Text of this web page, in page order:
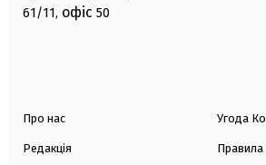
61/11, офіс 50
Про нас
Редакція
Угода
Правила